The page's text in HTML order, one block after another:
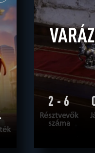
2 - 6
Résztvevők
száma